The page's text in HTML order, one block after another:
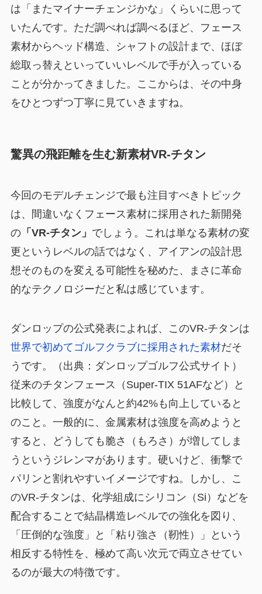
は「またマイナーチェンジかな」くらいに思って
いたんです。ただ調べれば調べるほど、フェース
素材からヘッド構造、シャフトの設計まで、ほぼ
総取っ替えといっていいレベルで手が入っている
ことが分かってきました。ここからは、その中身
をひとつずつ丁寧に見ていきますね。
驚異の飛距離を生む新素材VR-チタン
今回のモデルチェンジで最も注目すべきトピック
は、間違いなくフェース素材に採用された新開発
の「VR-チタン」 でしょう。これは単なる素材の変
更というレベルの話ではなく、アイアンの設計思
想そのものを変える可能性を秘めた、まさに革命
的なテクノロジーだと私は感じています。
ダンロップの公式発表によれば、このVR-チタンは
世界で初めてゴルフクラブに採用された素材だそ
うです。（出典：ダンロップゴルフ公式サイト）
従来のチタンフェース（Super-TIX 51AFなど）と
比較して、 強度がなんと約42%も向上している と
のこと。一般的に、金属素材は強度を高めようと
すると、どうしても脆さ（もろさ）が増してしま
うというジレンマがあります。硬いけど、衝撃で
パリンと割れやすいイメージですね。しかし、こ
のVR-チタンは、化学組成にシリコン（Si）などを
配合することで結晶構造レベルでの強化を図り、
「圧倒的な強度」と「粘り強さ（靭性）」という
相反する特性を、極めて高い次元で両立させてい
るのが最大の特徴です。